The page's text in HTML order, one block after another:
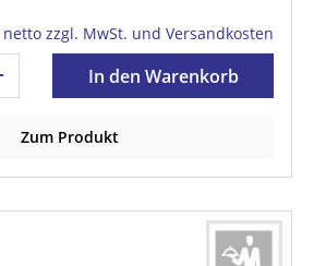
netto zzgl. MwSt. und Versandkosten
In den Warenkorb
Zum Produkt